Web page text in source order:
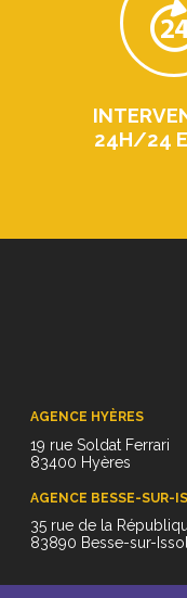
24H/24
AGENCE HYÈRES
19 rue Soldat Ferrari
83400 Hyères
AGENCE BESSE-SUR-
35 rue de la
83890 Besse-sur-